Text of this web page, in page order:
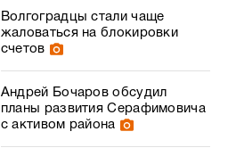
Волгоградцы стали чаще
жаловаться на блокировки
счетов
Андрей Бочаров обсудил
планы развития Серафимовича
с активом района